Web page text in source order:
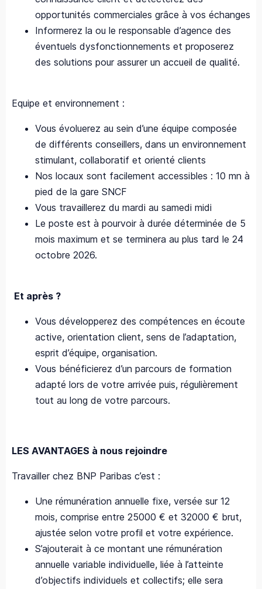
opportunités commerciales grâce à vos échanges
Informerez la ou le responsable d’agence des
éventuels dysfonctionnements et proposerez
des solutions pour assurer un accueil de qualité.
Equipe et environnement :
Vous évoluerez au sein d’une équipe composée
de différents conseillers, dans un environnement
stimulant, collaboratif et orienté clients
Nos locaux sont facilement accessibles : 10 mn à
pied de la gare SNCF
Vous travaillerez du mardi au samedi midi
Le poste est à pourvoir à durée déterminée de 5
mois maximum et se terminera au plus tard le 24
octobre 2026.
Et après ?
Vous développerez des compétences en écoute
active, orientation client, sens de l’adaptation,
esprit d’équipe, organisation.
Vous bénéficierez d’un parcours de formation
adapté lors de votre arrivée puis, régulièrement
tout au long de votre parcours.
LES AVANTAGES à nous rejoindre
Travailler chez BNP Paribas c’est :
Une rémunération annuelle fixe, versée sur 12
mois, comprise entre 25000 € et 32000 € brut,
ajustée selon votre profil et votre expérience.
S’ajouterait à ce montant une rémunération
annuelle variable individuelle, liée à l’atteinte
d’objectifs individuels et collectifs; elle sera